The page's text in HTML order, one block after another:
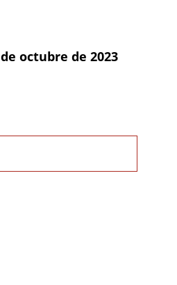
octubre de 2023